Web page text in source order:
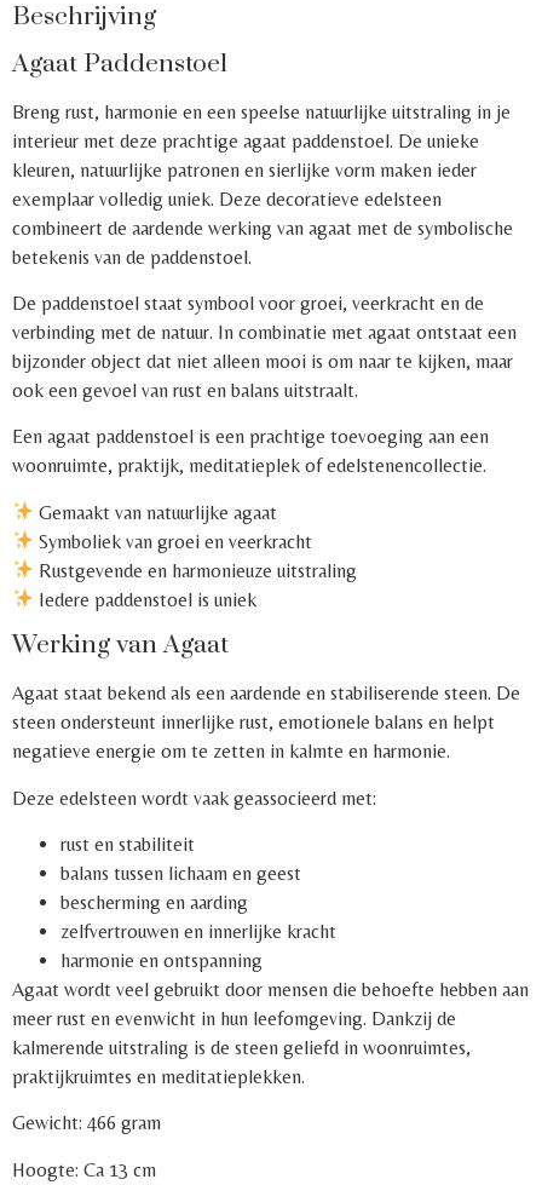
Beschrijving
Agaat Paddenstoel
Breng rust, harmonie en een speelse natuurlijke uitstraling in je
interieur met deze prachtige agaat paddenstoel. De unieke
kleuren, natuurlijke patronen en sierlijke vorm maken ieder
exemplaar volledig uniek. Deze decoratieve edelsteen
combineert de aardende werking van agaat met de symbolische
betekenis van de paddenstoel.
De paddenstoel staat symbool voor groei, veerkracht en de
verbinding met de natuur. In combinatie met agaat ontstaat een
bijzonder object dat niet alleen mooi is om naar te kijken, maar
ook een gevoel van rust en balans uitstraalt.
Een agaat paddenstoel is een prachtige toevoeging aan een
woonruimte, praktijk, meditatieplek of edelstenencollectie.
Gemaakt van natuurlijke agaat
Symboliek van groei en veerkracht
Rustgevende en harmonieuze uitstraling
Iedere paddenstoel is uniek
Werking van Agaat
Agaat staat bekend als een aardende en stabiliserende steen. De
steen ondersteunt innerlijke rust, emotionele balans en helpt
negatieve energie om te zetten in kalmte en harmonie.
Deze edelsteen wordt vaak geassocieerd met:
rust en stabiliteit
balans tussen lichaam en geest
bescherming en aarding
zelfvertrouwen en innerlijke kracht
harmonie en ontspanning
Agaat wordt veel gebruikt door mensen die behoefte hebben aan
meer rust en evenwicht in hun leefomgeving. Dankzij de
kalmerende uitstraling is de steen geliefd in woonruimtes,
praktijkruimtes en meditatieplekken.
Gewicht: 466 gram
Hoogte: Ca 13 cm